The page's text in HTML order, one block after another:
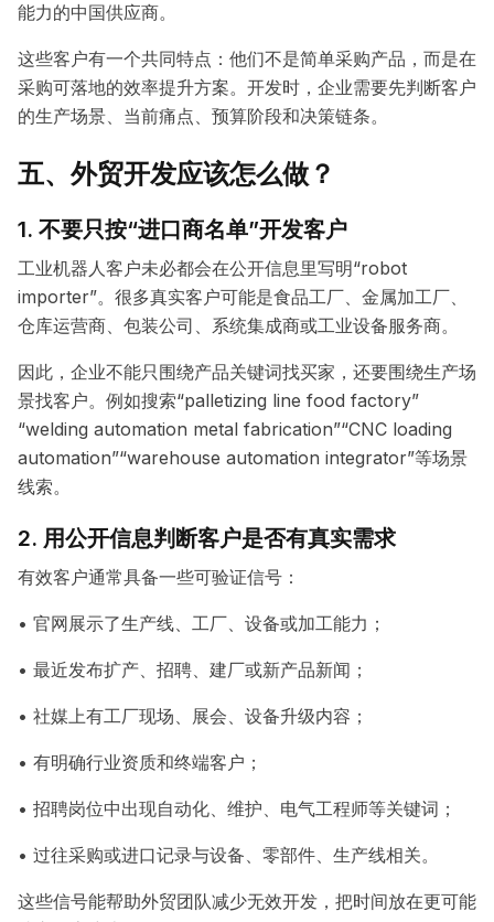
能力的中国供应商。
这些客户有一个共同特点：他们不是简单采购产品，而是在
采购可落地的效率提升方案。开发时，企业需要先判断客户
的生产场景、当前痛点、预算阶段和决策链条。
五、外贸开发应该怎么做？
1. 不要只按“进口商名单”开发客户
工业机器人客户未必都会在公开信息里写明“robot
importer”。很多真实客户可能是食品工厂、金属加工厂、
仓库运营商、包装公司、系统集成商或工业设备服务商。
因此，企业不能只围绕产品关键词找买家，还要围绕生产场
景找客户。例如搜索“palletizing line food factory”
“welding automation metal fabrication”“CNC loading
automation”“warehouse automation integrator”等场景
线索。
2. 用公开信息判断客户是否有真实需求
有效客户通常具备一些可验证信号：
• 官网展示了生产线、工厂、设备或加工能力；
• 最近发布扩产、招聘、建厂或新产品新闻；
• 社媒上有工厂现场、展会、设备升级内容；
• 有明确行业资质和终端客户；
• 招聘岗位中出现自动化、维护、电气工程师等关键词；
• 过往采购或进口记录与设备、零部件、生产线相关。
这些信号能帮助外贸团队减少无效开发，把时间放在更可能